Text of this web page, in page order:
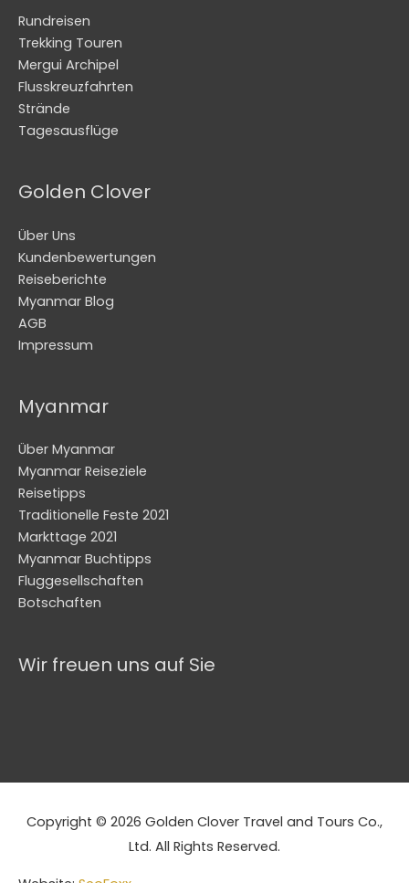
Rundreisen
Trekking Touren
Mergui Archipel
Flusskreuzfahrten
Strände
Tagesausflüge
Golden Clover
Über Uns
Kundenbewertungen
Reiseberichte
Myanmar Blog
AGB
Impressum
Myanmar
Über Myanmar
Myanmar Reiseziele
Reisetipps
Traditionelle Feste 2021
Markttage 2021
Myanmar Buchtipps
Fluggesellschaften
Botschaften
Wir freuen uns auf Sie
Copyright © 2026 Golden Clover Travel and Tours Co.,
Ltd. All Rights Reserved.